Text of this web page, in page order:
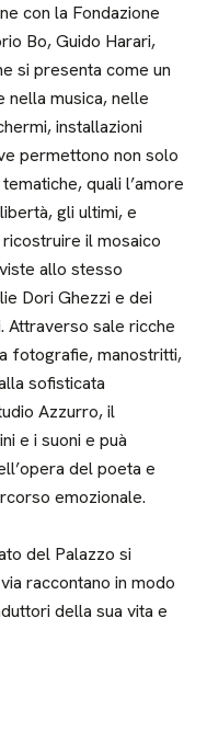
con la Fondazione
Bo, Guido Harari,
si presenta come un
nella musica, nelle
installazioni
permettono non solo
quali l’amore
gli ultimi, e
il mosaico
allo stesso
Dori Ghezzi e dei
Attraverso sale ricche
fotografie, manostritti,
sofisticata
Azzurro, il
e i suoni e puà
del poeta e
emozionale.
del Palazzo si
raccontano in modo
della sua vita e